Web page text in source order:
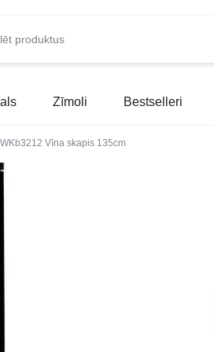
Zīmoli Bestselleri
Vīna skapis 135cm